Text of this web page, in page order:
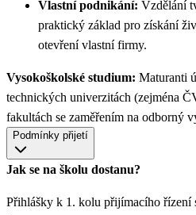
Vlastní podnikání: Vzdělání
praktický základ pro získání
otevření vlastní firmy.
Vysokoškolské studium: Maturanti
technických univerzitách (zejména
fakultách se zaměřením na odborný
Podmínky přijetí
Jak se na školu dostanu?
Přihlášky k 1. kolu přijímacího řízení